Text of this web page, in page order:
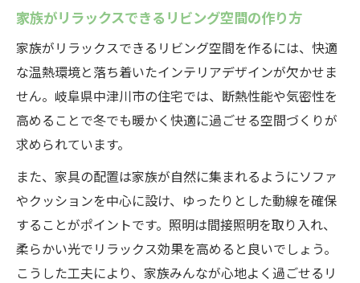
家族がリラックスできるリビング空間の作り方
家族がリラックスできるリビング空間を作るには、快適
な温熱環境と落ち着いたインテリアデザインが欠かせま
せん。岐阜県中津川市の住宅では、断熱性能や気密性を
高めることで冬でも暖かく快適に過ごせる空間づくりが
求められています。
また、家具の配置は家族が自然に集まれるようにソファ
やクッションを中心に設け、ゆったりとした動線を確保
することがポイントです。照明は間接照明を取り入れ、
柔らかい光でリラックス効果を高めると良いでしょう。
こうした工夫により、家族みんなが心地よく過ごせるリ